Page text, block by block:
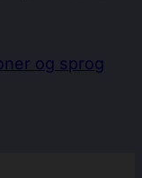
og sprog